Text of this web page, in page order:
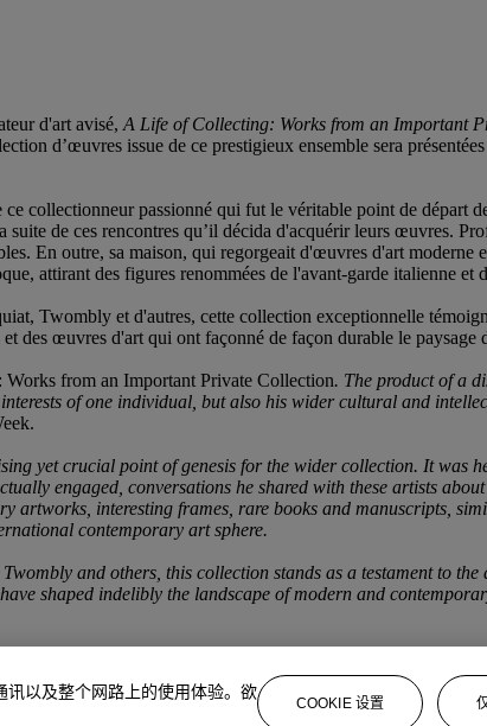
d'art avisé, A Life of Collecting: Works from an Important
d’œuvres issue de ce prestigieux ensemble sera
collectionneur passionné qui fut le véritable point de
suite de ces rencontres qu’il décida d'acquérir leurs œuvres.
En outre, sa maison, qui regorgeait d'œuvres d'art
attirant des figures renommées de l'avant-garde italienne et
Twombly et d'autres, cette collection exceptionnelle
des œuvres d'art qui ont façonné de façon durable le paysage
from an Important Private Collection. The product of a
of one individual, but also his wider cultural and
yet crucial point of genesis for the wider collection. It
engaged, conversations he shared with these artists
artworks, interesting frames, rare books and manuscripts,
contemporary art sphere.
and others, this collection stands as a testament to
shaped indelibly the landscape of modern and
以及整个网路上的使用体验。欲
COOKIE 设置